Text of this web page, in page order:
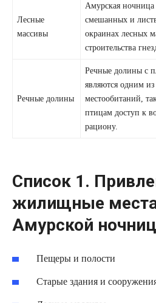
Лесные
массивы
Амурская ночница
смешанных и
окраинах лесных
строительства
Речные долины
Речные долины с
являются одним
местообитаний,
птицам доступ к
рациону.
Список 1.
жилищные
Амурской
Пещеры и полости
Старые здания и